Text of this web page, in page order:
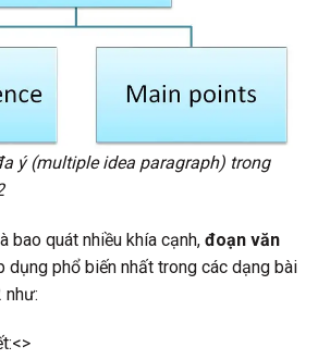
ý (multiple idea paragraph) trong
bao quát nhiều khía cạnh, đoạn văn
dụng phổ biến nhất trong các dạng bài
như: